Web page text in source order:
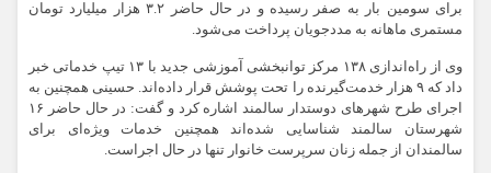
برای سومین بار به صفر رسیده و در حال حاضر ۳.۲ هزار میلیارد تومان
مستمری ماهانه به مددجویان پرداخت می‌شود.
وی از راه‌اندازی ۱۳۸ مرکز توانبخشی آموزشی جدید با ۱۳ تیپ خدماتی خبر
داد که ۹ هزار خدمت‌گیرنده را تحت پوشش قرار داده‌اند. حسینی همچنین به
اجرای طرح شهرهای دوستدار سالمند اشاره کرد و گفت: در حال حاضر ۱۶
شهرستان سالمند شناسایی شده‌اند همچنین خدمات ویژه‌ای برای
سالمندان از جمله زنان سرپرست خانوار تنها در حال اجراست.